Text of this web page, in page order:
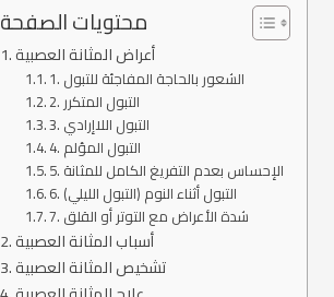
محتويات الصفحة
أعراض المثانة العصبية
1. الشعور بالحاجة المفاجئة للتبول
2. التبول المتكرر
3. التبول اللاإرادي
4. التبول المؤلم
5. الإحساس بعدم التفريغ الكامل للمثانة
6. التبول أثناء النوم (التبول الليلي)
7. شدة الأعراض مع التوتر أو القلق
أسباب المثانة العصبية
تشخيص المثانة العصبية